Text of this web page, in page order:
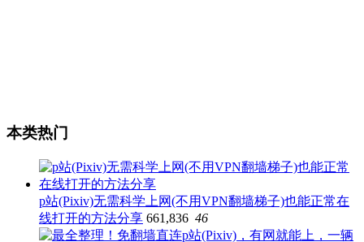
本类热门
p站(Pixiv)无需科学上网(不用VPN翻墙梯子)也能正常在
线打开的方法分享 661,836 46